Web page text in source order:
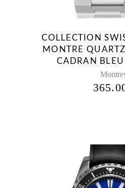
COLLECTION
MONTRE
CADRAN BLEU